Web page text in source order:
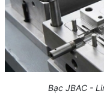
Bạc JBAC -